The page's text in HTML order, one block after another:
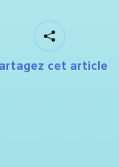
cet article